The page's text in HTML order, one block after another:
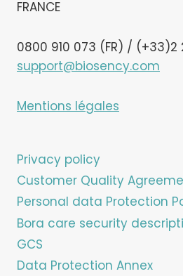
FRANCE
0800 910 073 (FR) / (+33)2
support@biosency.com
Mentions légales
Privacy policy
Customer Quality
Personal data Protection
Bora care security
GCS
Data Protection Annex